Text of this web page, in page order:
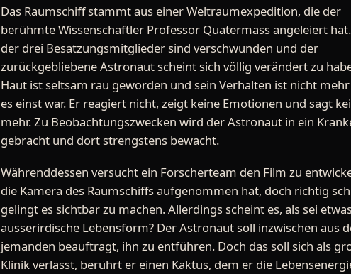
Das Raumschiff stammt aus einer Weltraumexpedition, die der
berühmte Wissenschaftler Professor Quatermass angeleiert
der drei Besatzungsmitglieder sind verschwunden und der
zurückgebliebene Astronaut scheint sich völlig verändert zu
Haut ist seltsam rau geworden und sein Verhalten ist nicht
es einst war. Er reagiert nicht, zeigt keine Emotionen und sagt
mehr. Zu Beobachtungszwecken wird der Astronaut in ein
gebracht und dort strengstens bewacht.
Währenddessen versucht ein Forscherteam den Film zu
die Kamera des Raumschiffs aufgenommen hat, doch richtig
gelingt es sichtbar zu machen. Allerdings scheint es, als sei
ausserirdische Lebensform? Der Astronaut soll inzwischen aus
jemanden beauftragt, ihn zu entführen. Doch das soll sich als
Klinik verlässt, berührt er einen Kaktus, dem er die